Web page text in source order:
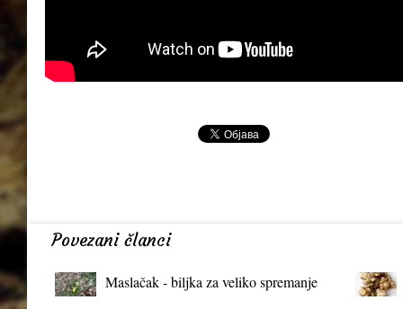
Povezani članci
Maslačak - biljka za veliko spremanje